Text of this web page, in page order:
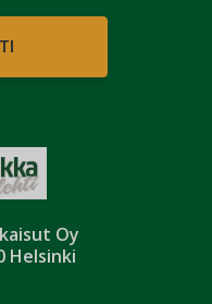
Oy
Helsinki